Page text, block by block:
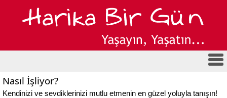
Nasıl İşliyor?
Kendinizi ve sevdiklerinizi mutlu etmenin en güzel yoluyla tanışın!